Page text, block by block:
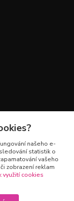
našeho e-
statistik o
vašeho
zobrazení reklam
využití cookies